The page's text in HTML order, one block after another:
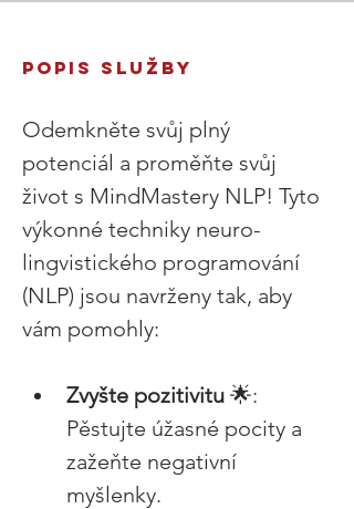
POPIS SLUŽBY
Odemkněte svůj plný
potenciál a proměňte svůj
život s MindMastery NLP! Tyto
výkonné techniky neuro-
lingvistického programování
(NLP) jsou navrženy tak, aby
vám pomohly:
Zvyšte pozitivitu 🌟:
Pěstujte úžasné pocity a
zažeňte negativní
myšlenky.